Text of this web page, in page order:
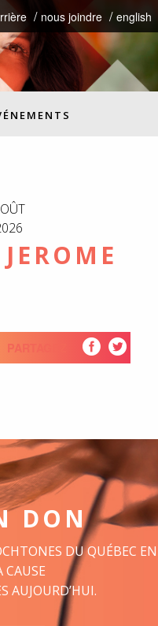
nous joindre english
PARTAGEZ
DON
DU QUÉBEC EN
CAUSE
AUJOURD’HUI.